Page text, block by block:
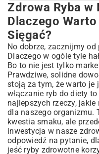
Zdrowa Ryba w Kuchni
Warto Po Nią Sięgać?
Bogactwo Składników
Kryje Się w Rybach?
Ryby a Serce i Mózg –
Jak Wybrać
Przewodnik dla
Ryby Morskie czy
Lepsze?
Zrównoważone Połowy i
Sekrety Zdrowego
Metody Gotowania,
Pieczenie i Grillowanie –
Smaku, Minimum
Gotowanie na Parze i
Zdrowa Ryba w
Dlaczego
Sięgać?
No dobrze, zacznijmy od
Dlaczego w ogóle tyle
Bo to nie jest tylko
Prawdziwe, solidne
stoją za tym, że warto je
włączanie ryb do diety
najlepszych rzeczy,
dla naszego organizmu.
kwestia smaku, ale
inwestycja w nasze
odpowiedź na pytanie,
jeść ryby zdrowotne